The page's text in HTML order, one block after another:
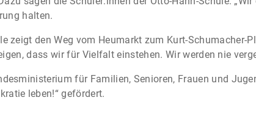
halten.
zeigt den Weg vom Heumarkt zum Kurt-Schumacher-
dass wir für Vielfalt einstehen. Wir werden nie
für Familien, Senioren, Frauen und
leben!“ gefördert.